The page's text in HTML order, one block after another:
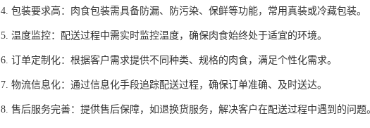
4. 包装要求高：肉食包装需具备防漏、防污染、保鲜等功能，常用真装或冷藏包装。
5. 温度监控：配送过程中需实时监控温度，确保肉食始终处于适宜的环境。
6. 订单定制化：根据客户需求提供不同种类、规格的肉食，满足个性化需求。
7. 物流信息化：通过信息化手段追踪配送过程，确保订单准确、及时送达。
8. 售后服务完善：提供售后保障，如退换货服务，解决客户在配送过程中遇到的问题